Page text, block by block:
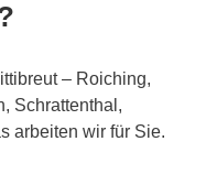
– Roiching,
Schrattenthal,
arbeiten wir für Sie.